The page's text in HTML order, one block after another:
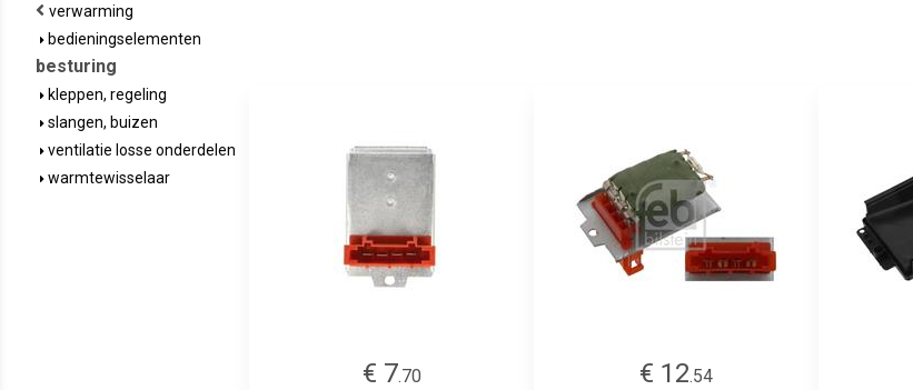
verwarming
bedieningselementen
besturing
kleppen, regeling
slangen, buizen
ventilatie losse onderdelen
warmtewisselaar
€ 7.70
€ 12.54